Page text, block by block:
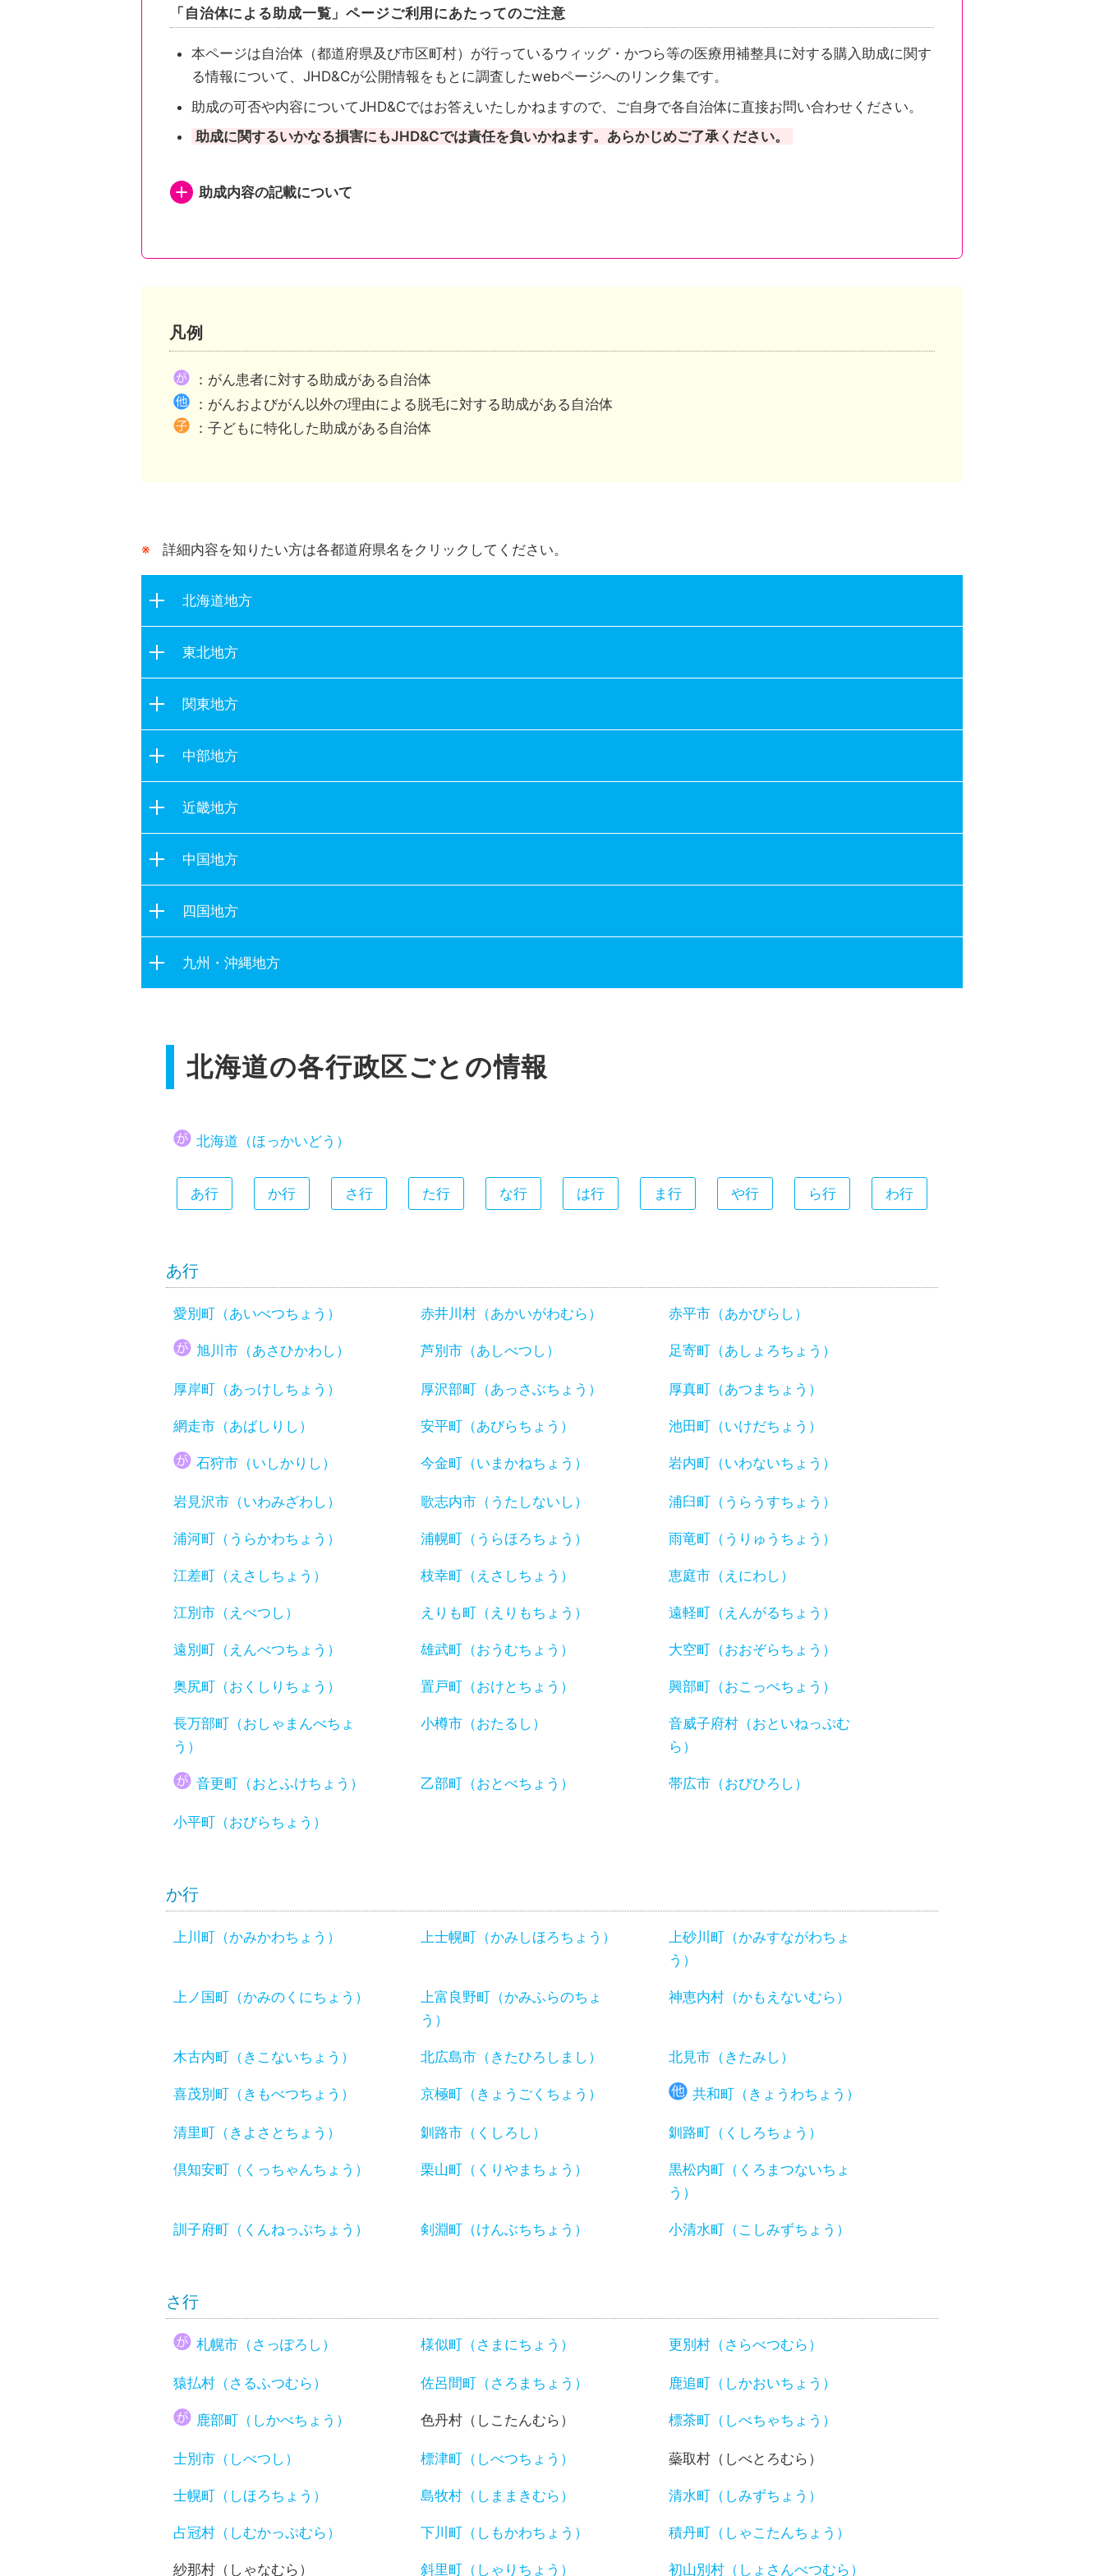
「自治体による助成一覧」ページご利用にあたってのご注意
本ページは自治体（都道府県及び市区町村）が行っているウィッグ・かつら等の医療用補整具に対する購入助成に関す
る情報について、JHD&Cが公開情報をもとに調査したwebページへのリンク集です。
助成の可否や内容についてJHD&Cではお答えいたしかねますので、ご自身で各自治体に直接お問い合わせください。
助成に関するいかなる損害にもJHD&Cでは責任を負いかねます。あらかじめご了承ください。
助成内容の記載について
都道府県が行う助成との併用可、不可は市区町村によって異なります。
凡例
：がん患者に対する助成がある自治体
：がんおよびがん以外の理由による脱毛に対する助成がある自治体
：子どもに特化した助成がある自治体
詳細内容を知りたい方は各都道府県名をクリックしてください。
北海道地方
北海道
東北地方
青森県
宮城県
秋田県
山形県
福島県
関東地方
茨城県
群馬県
埼玉県
千葉県
東京都
神奈川県
中部地方
新潟県
石川県
福井県
山梨県
長野県
岐阜県
三重県
近畿地方
滋賀県
大阪府
兵庫県
奈良県
和歌山県
中国地方
鳥取県
岡山県
広島県
四国地方
九州・沖縄地方
長崎県
宮崎県
鹿児島県
沖縄県
北海道の各行政区ごとの情報
北海道（ほっかいどう）
あ行 か行 さ行 た行 な行 は行 ま行 や行 ら行 わ行
あ行
愛別町（あいべつちょう） 赤井川村（あかいがわむら） 赤平市（あかびらし）
旭川市（あさひかわし） 芦別市（あしべつし） 足寄町（あしょろちょう）
厚岸町（あっけしちょう） 厚沢部町（あっさぶちょう） 厚真町（あつまちょう）
網走市（あばしりし） 安平町（あびらちょう） 池田町（いけだちょう）
石狩市（いしかりし） 今金町（いまかねちょう） 岩内町（いわないちょう）
岩見沢市（いわみざわし） 歌志内市（うたしないし） 浦臼町（うらうすちょう）
浦河町（うらかわちょう） 浦幌町（うらほろちょう） 雨竜町（うりゅうちょう）
江差町（えさしちょう） 枝幸町（えさしちょう） 恵庭市（えにわし）
江別市（えべつし） えりも町（えりもちょう） 遠軽町（えんがるちょう）
遠別町（えんべつちょう） 雄武町（おうむちょう） 大空町（おおぞらちょう）
奥尻町（おくしりちょう） 置戸町（おけとちょう） 興部町（おこっぺちょう）
長万部町（おしゃまんべちょ
う）
小樽市（おたるし）
音威子府村（おといねっぷむ
ら）
音更町（おとふけちょう） 乙部町（おとべちょう） 帯広市（おびひろし）
小平町（おびらちょう）
か行
上川町（かみかわちょう） 上士幌町（かみしほろちょう）
上砂川町（かみすながわちょ
う）
上ノ国町（かみのくにちょう）
上富良野町（かみふらのちょ
う）
神恵内村（かもえないむら）
木古内町（きこないちょう） 北広島市（きたひろしまし） 北見市（きたみし）
喜茂別町（きもべつちょう） 京極町（きょうごくちょう） 共和町（きょうわちょう）
清里町（きよさとちょう） 釧路市（くしろし） 釧路町（くしろちょう）
倶知安町（くっちゃんちょう） 栗山町（くりやまちょう）
黒松内町（くろまつないちょ
う）
訓子府町（くんねっぷちょう） 剣淵町（けんぶちちょう） 小清水町（こしみずちょう）
さ行
札幌市（さっぽろし） 様似町（さまにちょう） 更別村（さらべつむら）
猿払村（さるふつむら） 佐呂間町（さろまちょう） 鹿追町（しかおいちょう）
鹿部町（しかべちょう） 色丹村（しこたんむら） 標茶町（しべちゃちょう）
士別市（しべつし） 標津町（しべつちょう） 蘂取村（しべとろむら）
士幌町（しほろちょう） 島牧村（しままきむら） 清水町（しみずちょう）
占冠村（しむかっぷむら） 下川町（しもかわちょう） 積丹町（しゃこたんちょう）
紗那村（しゃなむら） 斜里町（しゃりちょう） 初山別村（しょさんべつむら）